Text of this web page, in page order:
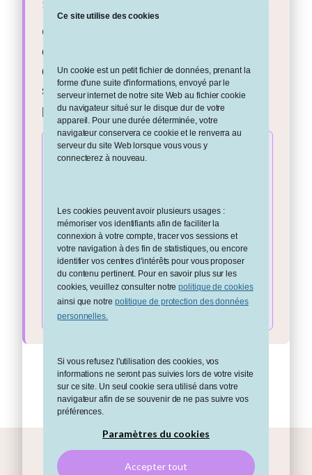
Ce site utilise des cookies
Un cookie est un petit fichier de données, prenant la
forme d'une suite d'informations, envoyé par le
serveur internet de notre site Web au fichier cookie
du navigateur situé sur le disque dur de votre
appareil. Pour une durée déterminée, votre
navigateur conservera ce cookie et le renverra au
serveur du site Web lorsque vous vous y
connecterez à nouveau.
Les cookies peuvent avoir plusieurs usages :
mémoriser vos identifiants afin de faciliter la
connexion à votre compte, tracer vos sessions et
votre navigation à des fin de statistiques, ou encore
identifier vos centres d'intérêts pour vous proposer
du contenu pertinent. Pour en savoir plus sur les
cookies, veuillez consulter notrepolitique de cookies
ainsi que notre politique de protection des données
personnelles.
Si vous refusez l'utilisation des cookies, vos
informations ne seront pas suivies lors de votre visite
sur ce site. Un seul cookie sera utilisé dans votre
navigateur afin de se souvenir de ne pas suivre vos
préférences.
Paramètres du cookies
Accepter tout
Contactez-nous pour bénéficier de notre
offre de sécurisation de la facturation et
du tiers payant, dédiée aux centres de
santé. Remplissez le formulaire ci-contre
pour échanger avec nos conseillers.
Une offre pensée pour votre centre :
centre.
✓ Un tiers payant sécurisépour
réduire vos rejets et vos impayés.
✓ Un accompagnement dédié, de la
mise en place à la formation de vos
équipes.